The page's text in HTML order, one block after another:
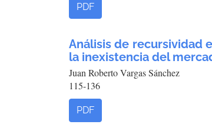
PDF
Análisis de recursividad
la inexistencia del
Juan Roberto Vargas Sánchez
115-136
PDF